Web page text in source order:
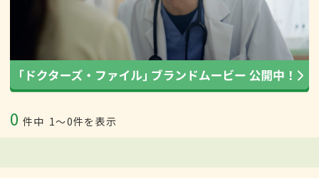
0 件中 1〜0件を表示